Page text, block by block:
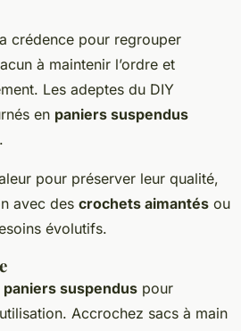
crédence pour regrouper
à maintenir l’ordre et
Les adeptes du DIY
en paniers suspendus
pour préserver leur qualité,
avec des crochets aimantés ou
évolutifs.
paniers suspendus pour
Accrochez sacs à main